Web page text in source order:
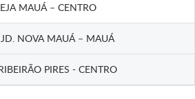
MAUÁ – CENTRO
JD. NOVA MAUÁ – MAUÁ
PIRES - CENTRO